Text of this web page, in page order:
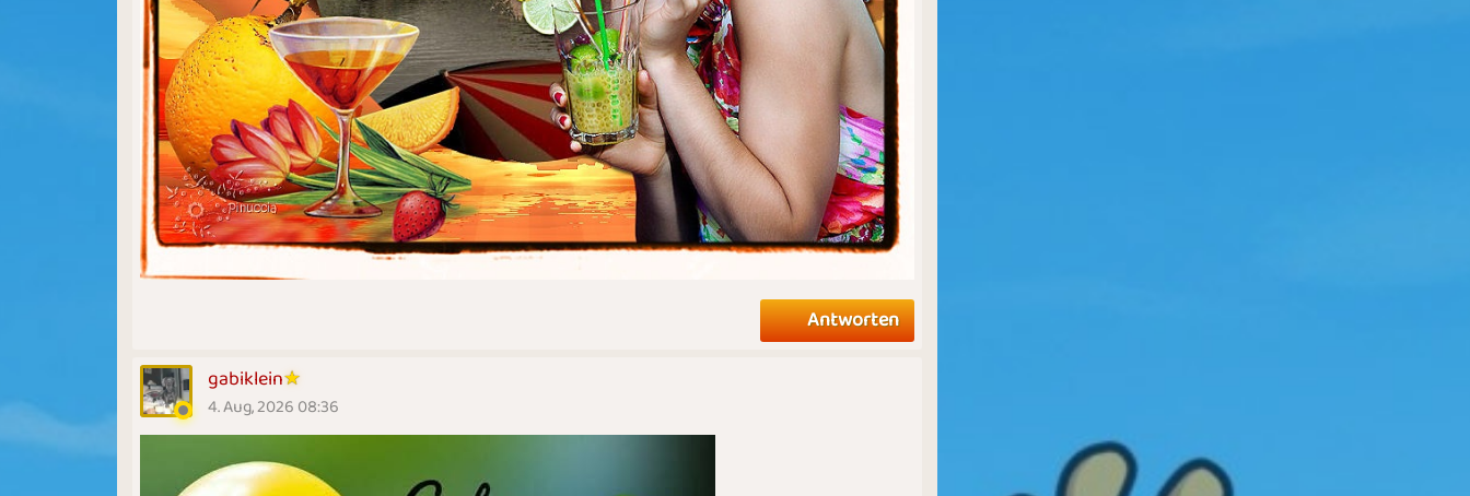
Antworten
gabiklein
4. Aug, 2026 08:36